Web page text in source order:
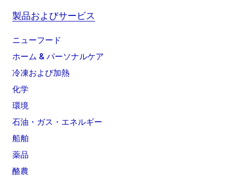
製品およびサービス
ニューフード
ホーム & パーソナルケア
冷凍および加熱
化学
環境
石油・ガス・エネルギー
船舶
薬品
酪農